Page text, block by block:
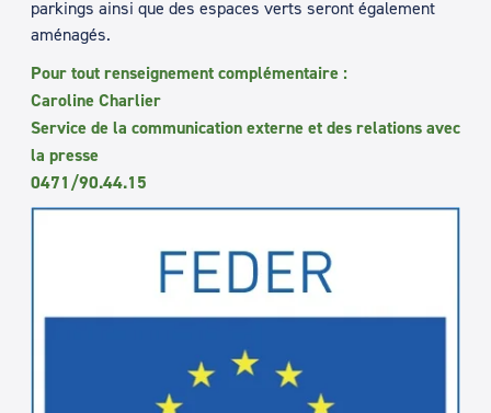
parkings ainsi que des espaces verts seront également
aménagés.
Pour tout renseignement complémentaire :
Caroline Charlier
Service de la communication externe et des relations avec
la presse
0471/90.44.15